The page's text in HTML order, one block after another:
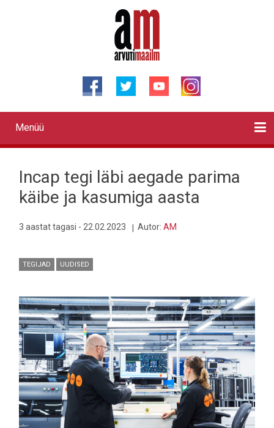
Primary
links
Menüü
Incap tegi läbi aegade parima
käibe ja kasumiga aasta
3 aastat tagasi - 22.02.2023 Autor: AM
TEGIJAD UUDISED
Pilt